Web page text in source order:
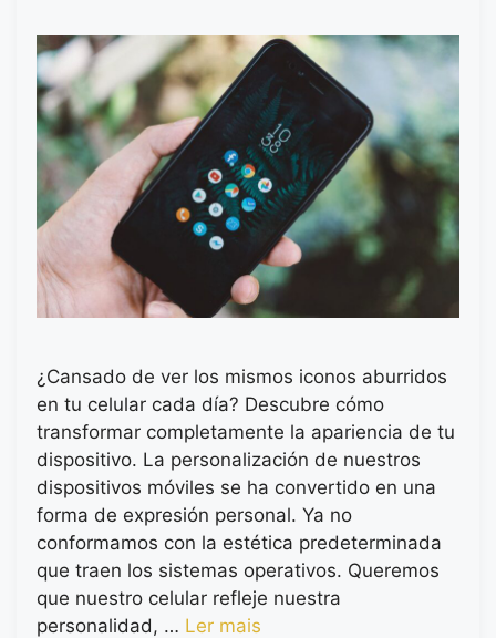
¿Cansado de ver los mismos iconos aburridos
en tu celular cada día? Descubre cómo
transformar completamente la apariencia de tu
dispositivo. La personalización de nuestros
dispositivos móviles se ha convertido en una
forma de expresión personal. Ya no
conformamos con la estética predeterminada
que traen los sistemas operativos. Queremos
que nuestro celular refleje nuestra
personalidad, … Ler mais